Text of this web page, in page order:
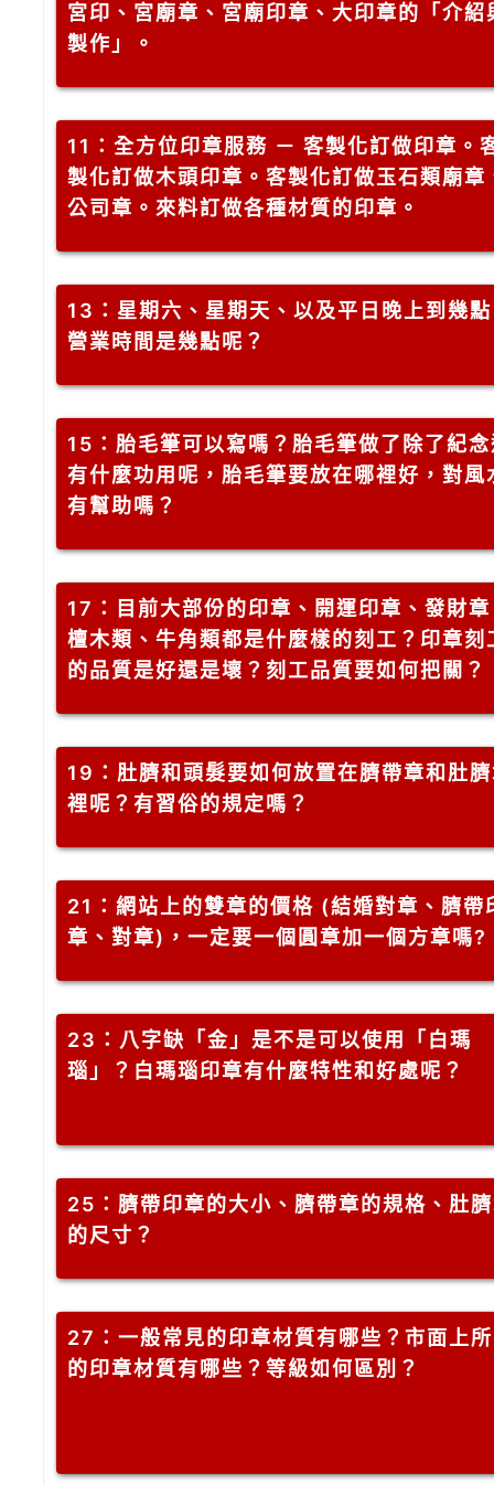
宮印、宮廟章、宮廟印章、大印章的「介紹
製作」。
11 ：全方位印章服務 － 客製化訂做印章。
製化訂做木頭印章。客製化訂做玉石類廟章
公司章。來料訂做各種材質的印章。
13 ：星期六、星期天、以及平日晚上到幾
營業時間是幾點呢？
15 ：胎毛筆可以寫嗎？胎毛筆做了除了紀
有什麼功用呢，胎毛筆要放在哪裡好，對風
有幫助嗎？
17 ：目前大部份的印章、開運印章、發財
檀木類、牛角類都是什麼樣的刻工？印章刻
的品質是好還是壞？刻工品質要如何把關？
19 ：肚臍和頭髮要如何放置在臍帶章和肚
裡呢？有習俗的規定嗎？
21 ：網站上的雙章的價格 (結婚對章、臍帶
章、對章)，一定要一個圓章加一個方章嗎?
23 ：八字缺「金」是不是可以使用「白瑪
瑙」？白瑪瑙印章有什麼特性和好處呢？
25 ：臍帶印章的大小、臍帶章的規格、肚
的尺寸？
27 ：一般常見的印章材質有哪些？市面上
的印章材質有哪些？等級如何區別？